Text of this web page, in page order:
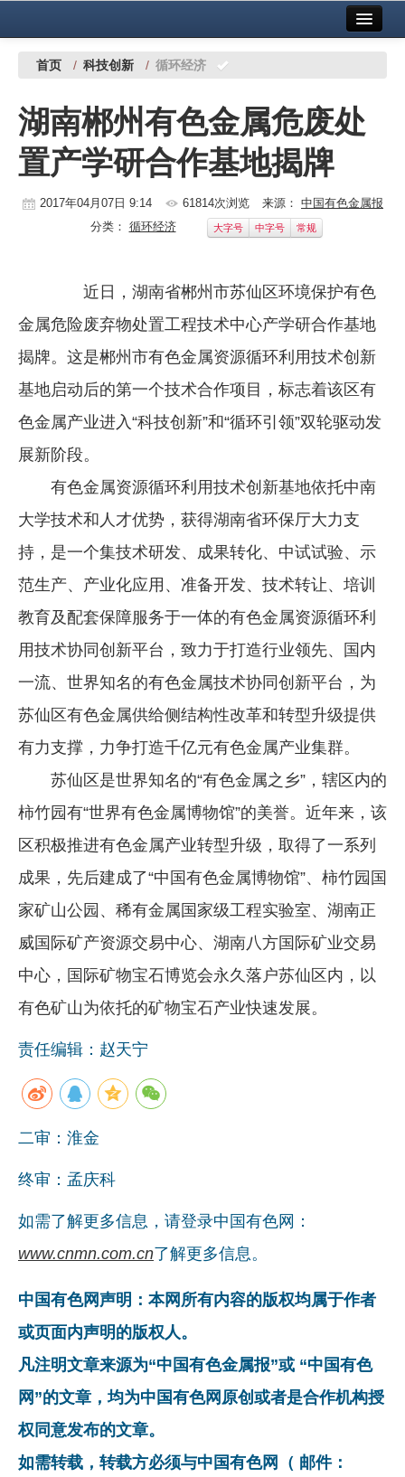
中国有色金属报社主办 广告服务
铜镍铅锌
铝
稀有稀土
镁钛
地矿 建设
党建工作
企业文化
《资源再生》杂志
数字报
首页 / 科技创新 / 循环经济
湖南郴州有色金属危废处
置产学研合作基地揭牌
2017年04月07日 9:14 61814次浏览 来源： 中国有色金属报
分类： 循环经济 大字号 中字号 常规
近日，湖南省郴州市苏仙区环境保护有色
金属危险废弃物处置工程技术中心产学研合作基地
揭牌。这是郴州市有色金属资源循环利用技术创新
基地启动后的第一个技术合作项目，标志着该区有
色金属产业进入“科技创新”和“循环引领”双轮驱动发
展新阶段。
有色金属资源循环利用技术创新基地依托中南
大学技术和人才优势，获得湖南省环保厅大力支
持，是一个集技术研发、成果转化、中试试验、示
范生产、产业化应用、准备开发、技术转让、培训
教育及配套保障服务于一体的有色金属资源循环利
用技术协同创新平台，致力于打造行业领先、国内
一流、世界知名的有色金属技术协同创新平台，为
苏仙区有色金属供给侧结构性改革和转型升级提供
有力支撑，力争打造千亿元有色金属产业集群。
苏仙区是世界知名的“有色金属之乡”，辖区内的
柿竹园有“世界有色金属博物馆”的美誉。近年来，该
区积极推进有色金属产业转型升级，取得了一系列
成果，先后建成了“中国有色金属博物馆”、柿竹园国
家矿山公园、稀有金属国家级工程实验室、湖南正
威国际矿产资源交易中心、湖南八方国际矿业交易
中心，国际矿物宝石博览会永久落户苏仙区内，以
有色矿山为依托的矿物宝石产业快速发展。
责任编辑：赵天宁
二审：淮金
终审：孟庆科
如需了解更多信息，请登录中国有色网：
www.cnmn.com.cn了解更多信息。
中国有色网声明：本网所有内容的版权均属于作者
或页面内声明的版权人。
凡注明文章来源为“中国有色金属报”或 “中国有色
网”的文章，均为中国有色网原创或者是合作机构授
权同意发布的文章。
如需转载，转载方必须与中国有色网（ 邮件：